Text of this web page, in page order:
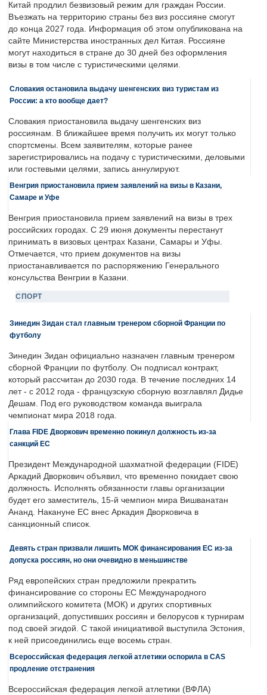
Китай продлил безвизовый режим для граждан России.
Въезжать на территорию страны без виз россияне смогут
до конца 2027 года. Информация об этом опубликована на
сайте Министерства иностранных дел Китая. Россияне
могут находиться в стране до 30 дней без оформления
визы в том числе с туристическими целями.
Словакия остановила выдачу шенгенских виз туристам из
России: а кто вообще дает?
Словакия приостановила выдачу шенгенских виз
россиянам. В ближайшее время получить их могут только
спортсмены. Всем заявителям, которые ранее
зарегистрировались на подачу с туристическими, деловыми
или гостевыми целями, запись аннулируют.
Венгрия приостановила прием заявлений на визы в Казани,
Самаре и Уфе
Венгрия приостановила прием заявлений на визы в трех
российских городах. С 29 июня документы перестанут
принимать в визовых центрах Казани, Самары и Уфы.
Отмечается, что прием документов на визы
приостанавливается по распоряжению Генерального
консульства Венгрии в Казани.
СПОРТ
Зинедин Зидан стал главным тренером сборной Франции по
футболу
Зинедин Зидан официально назначен главным тренером
сборной Франции по футболу. Он подписал контракт,
который рассчитан до 2030 года. В течение последних 14
лет - с 2012 года - французскую сборную возглавлял Дидье
Дешам. Под его руководством команда выиграла
чемпионат мира 2018 года.
Глава FIDE Дворкович временно покинул должность из-за
санкций ЕС
Президент Международной шахматной федерации (FIDE)
Аркадий Дворкович объявил, что временно покидает свою
должность. Исполнять обязанности главы организации
будет его заместитель, 15-й чемпион мира Вишванатан
Ананд. Накануне ЕС внес Аркадия Дворковича в
санкционный список.
Девять стран призвали лишить МОК финансирования ЕС из-за
допуска россиян, но они очевидно в меньшинстве
Ряд европейских стран предложили прекратить
финансирование со стороны ЕС Международного
олимпийского комитета (МОК) и других спортивных
организаций, допустивших россиян и белорусов к турнирам
под своей эгидой. С такой инициативой выступила Эстония,
к ней присоединились еще восемь стран.
Всероссийская федерация легкой атлетики оспорила в CAS
продление отстранения
Всероссийская федерация легкой атлетики (ВФЛА)